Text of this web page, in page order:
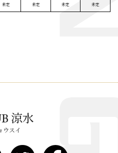
未定 未定 未定 未定
涼水
ウスイ